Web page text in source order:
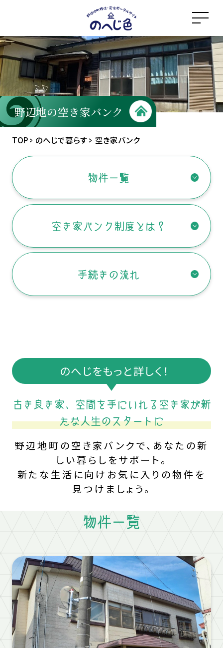
ン
コ
ン
テ
ン
ツ
に
野辺地の空き家バンク
TOP のへじで暮らす 空き家バンク
物件一覧
空き家バンク制度とは？
手続きの流れ
のへじをもっと詳しく！
古き良き家、空間を手にいれる空き家が新
たな人生のスタートに
野辺地町の空き家バンクで、あなたの新
しい暮らしをサポート。
新たな生活に向けお気に入りの物件を
見つけましょう。
物件一覧